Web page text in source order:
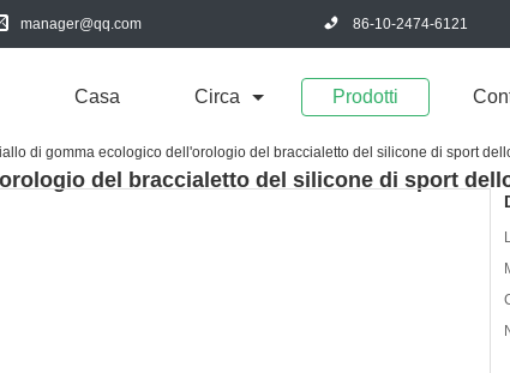
manager@qq.com 86-10-2474-6121
Casa Circa Prodotti
di gomma ecologico dell'orologio del braccialetto del silicone di sport
del braccialetto del silicone di sport